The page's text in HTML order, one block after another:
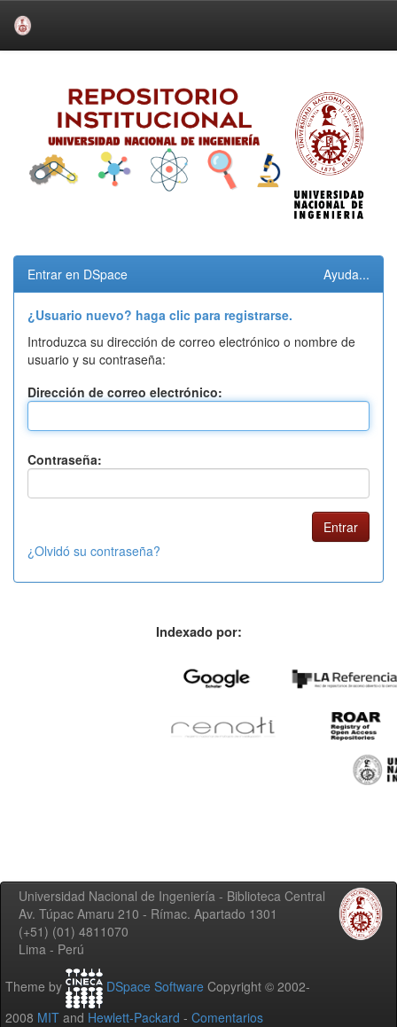
Entrar en DSpace Ayuda...
¿Usuario nuevo? haga clic para registrarse.
Introduzca su dirección de correo electrónico o nombre de
usuario y su contraseña:
Dirección de correo electrónico:
Contraseña:
¿Olvidó su contraseña?
Indexado por:
Universidad Nacional de Ingeniería - Biblioteca Central
Av. Túpac Amaru 210 - Rímac. Apartado 1301
(+51) (01) 4811070
Lima - Perú
Theme by DSpace Software Copyright © 2002-
2008 MIT and Hewlett-Packard - Comentarios